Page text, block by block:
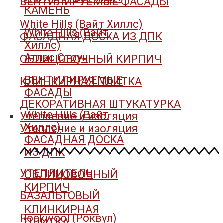
КАМЕНЬ
White Hills (Вайт
Хиллс)
Атлас Стоун
ВЕНТИЛИРУЕМЫЕ
ФАСАДЫ
White Hills (Вайт
Хиллс)
ФАСАДНАЯ ДОСКА
ИЗ ДПК
ОБЛИЦОВОЧНЫЙ
КИРПИЧ
КЛИНКИРНАЯ
White Hills (Вайт Хиллс)
ФАСАДНАЯ ДОСКА ИЗ ДПК
ОБЛИЦОВОЧНЫЙ КИРПИЧ
КЛИНКИРНАЯ ПЛИТКА
ДЕКОРАТИВНАЯ ШТУКАТУРКА
Утепление и изоляция
Утепление и изоляция
УТЕПЛИТЕЛЬ
БАЗАЛЬТОВЫЙ
Rockwool (Роквул)